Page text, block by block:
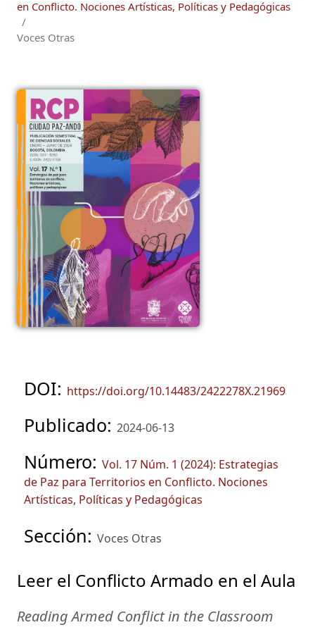
en Conflicto. Nociones Artísticas, Políticas y Pedagógicas
/
Voces Otras
DOI: https://doi.org/10.14483/2422278X.21969
Publicado: 2024-06-13
Número: Vol. 17 Núm. 1 (2024): Estrategias
de Paz para Territorios en Conflicto. Nociones
Artísticas, Políticas y Pedagógicas
Sección: Voces Otras
Leer el Conflicto Armado en el Aula
Reading Armed Conflict in the Classroom